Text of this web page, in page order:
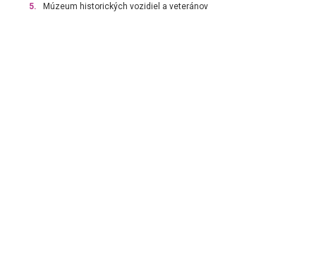
5. Múzeum historických vozidiel a veteránov